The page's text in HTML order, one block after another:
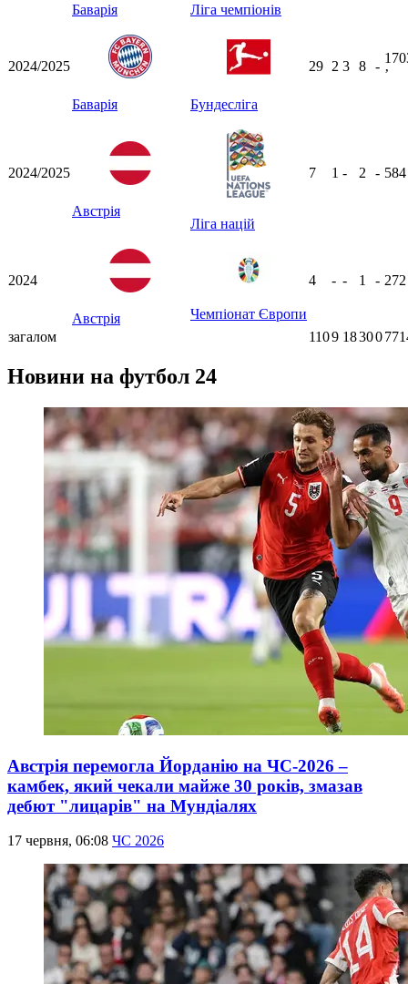
Баварія Ліга чемпіонів
2024/2025
Баварія Бундесліга
29 2 3 8 -
ʼ
2024/2025
Австрія
Ліга націй
7 1 - 2 -
2024
Австрія Чемпіонат Європи
4 - - 1 -
загалом 1109 18300
Новини на футбол 24
Австрія перемогла Йорданію на ЧС-2026 –
камбек, який чекали майже 30 років, змазав
дебют "лицарів" на Мундіалях
17 червня, 06:08 ЧС 2026